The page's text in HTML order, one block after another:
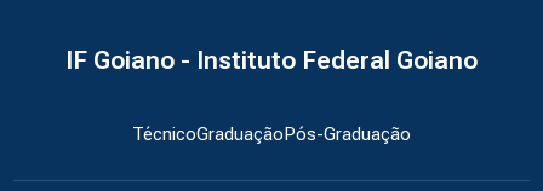
IF Goiano - Instituto Federal Goiano
TécnicoGraduaçãoPós-Graduação